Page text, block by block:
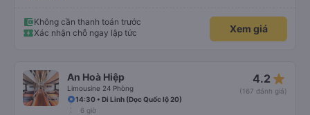
Không cần thanh toán trước
Xác nhận chỗ ngay lập tức
Xem giá
An Hoà Hiệp
Limousine 24 Phòng
4.2 star_rate
(167 đánh giá)
14:30 • Di Linh (Dọc Quốc lộ 20)
6 giờ